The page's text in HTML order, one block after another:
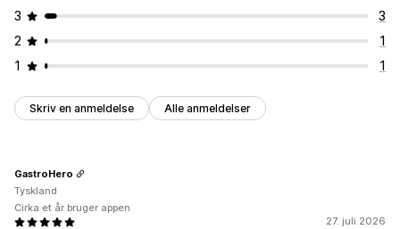
3
3
2
1
1
1
Skriv en anmeldelse Alle anmeldelser
27. juli 2026
GastroHero
Tyskland
Cirka et år bruger appen